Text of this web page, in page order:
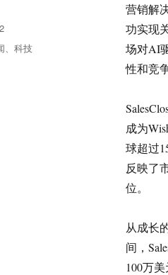
营销解
功实现
场对AI
性和竞
成为
球超过
反映了
位。
从成长
间，
100万
、 科技